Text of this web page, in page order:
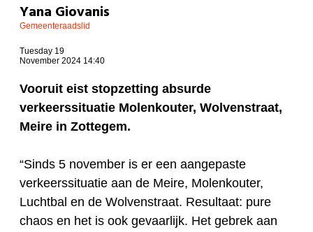
Yana Giovanis
Gemeenteraadslid
Tuesday 19
November 2024 14:40
Vooruit eist stopzetting absurde
verkeerssituatie Molenkouter, Wolvenstraat,
Meire in Zottegem.
“Sinds 5 november is er een aangepaste
verkeerssituatie aan de Meire, Molenkouter,
Luchtbal en de Wolvenstraat. Resultaat: pure
chaos en het is ook gevaarlijk. Het gebrek aan